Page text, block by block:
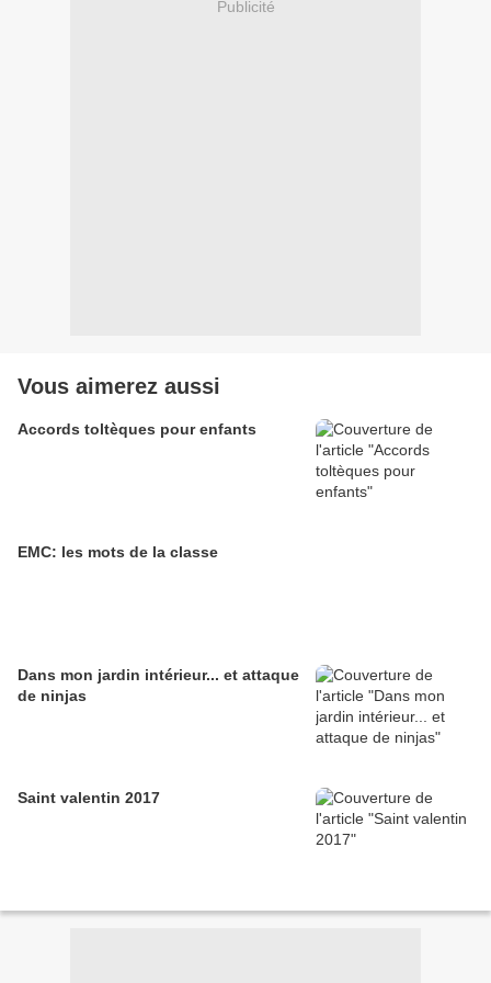
Publicité
Vous aimerez aussi
Accords toltèques pour enfants
EMC: les mots de la classe
Dans mon jardin intérieur... et attaque
de ninjas
Saint valentin 2017